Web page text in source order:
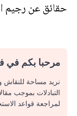
حقائق عن رجيم
مرحبا بكم في
نريد مساحة للنقاش
التبادلات بموجب
لمراجعة قواعد